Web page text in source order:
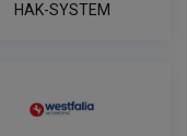
HAK-SYSTEM